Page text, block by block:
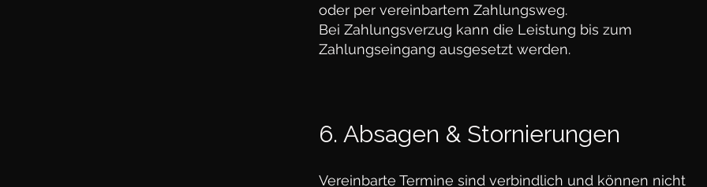
oder per vereinbartem Zahlungsweg.
Bei Zahlungsverzug kann die Leistung bis zum
Zahlungseingang ausgesetzt werden.
6. Absagen & Stornierungen
Vereinbarte Termine sind verbindlich und können nicht